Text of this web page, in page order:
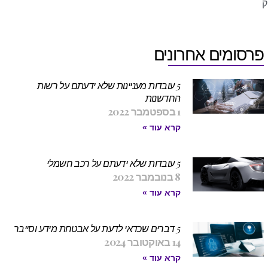
פרסומים אחרונים
5 עובדות מעניינות שלא ידעתם על רשות
החדשנות
1 בספטמבר 2022
קרא עוד »
5 עובדות שלא ידעתם על רכב חשמלי
8 בנובמבר 2022
קרא עוד »
5 דברים שכדאי לדעת על אבטחת מידע וסייבר
14 באוקטובר 2024
קרא עוד »